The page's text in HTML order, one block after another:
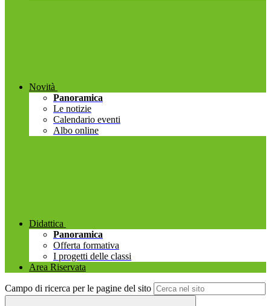
Novità
Panoramica
Le notizie
Calendario eventi
Albo online
Didattica
Panoramica
Offerta formativa
I progetti delle classi
Area Riservata
Campo di ricerca per le pagine del sito